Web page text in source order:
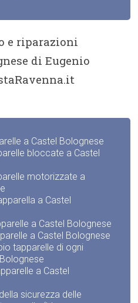
e riparazioni
di Eugenio
a Castel Bolognese
bloccate a Castel
motorizzate a
a Castel
a Castel Bolognese
a Castel Bolognese
tapparelle di ogni
a Castel
sicurezza delle